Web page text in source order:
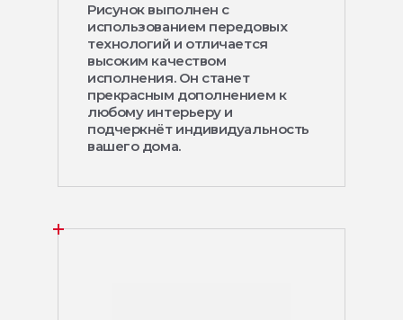
Рисунок выполнен с
использованием передовых
технологий и отличается
высоким качеством
исполнения. Он станет
прекрасным дополнением к
любому интерьеру и
подчеркнёт индивидуальность
вашего дома.